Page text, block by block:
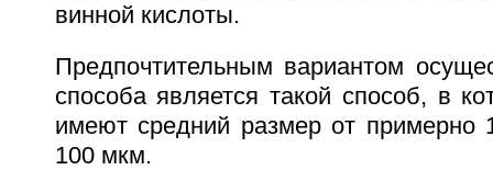
винной кислоты.
Предпочтительным вариантом
способа является такой способ, в
имеют средний размер от примерно
100 мкм.